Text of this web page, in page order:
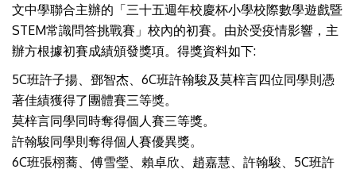
文中學聯合主辦的「三十五週年校慶杯小學校際數學遊戲暨
STEM常識問答挑戰賽」校內的初賽。由於受疫情影響，主
辦方根據初賽成績頒發獎項。得獎資料如下:
5C班許子揚、鄧智杰、6C班許翰駿及莫梓言四位同學則憑
著佳績獲得了團體賽三等獎。
莫梓言同學同時奪得個人賽三等獎。
許翰駿同學則奪得個人賽優異獎。
6C班張栩蕎、傅雪瑩、賴卓欣、趙嘉慧、許翰駿、5C班許